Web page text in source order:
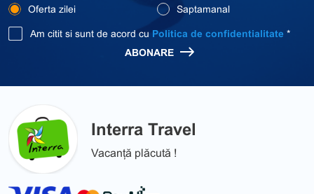
Oferta zilei Saptamanal
Am citit si sunt de acord cu Politica de confidentialitate *
ABONARE
Interra Travel
Vacanță plăcută !